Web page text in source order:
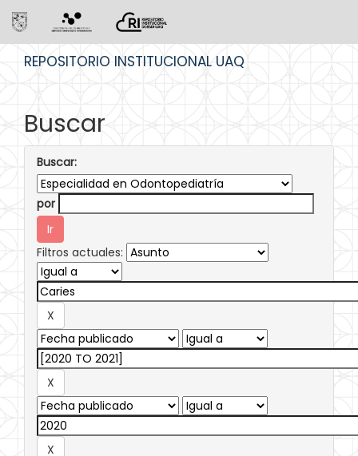
REPOSITORIO INSTITUCIONAL UAQ
Buscar
Buscar:
por
Filtros actuales: